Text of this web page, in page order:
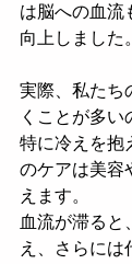
は脳への血流
向上しました。
実際、私たち
くことが多い
特に冷えを抱
のケアは美容
えます。
血流が滞ると
え、さらには